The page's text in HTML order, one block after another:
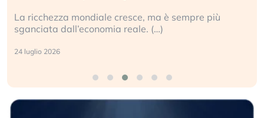
La ricchezza mondiale cresce, ma è sempre più
sganciata dall’economia reale. (…)
24 luglio 2026